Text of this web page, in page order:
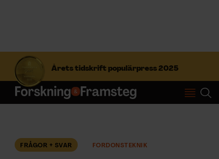
Årets tidskrift populärpress 2025
S
f
t
Prenumerera
FRÅGOR + SVAR FORDONSTEKNIK